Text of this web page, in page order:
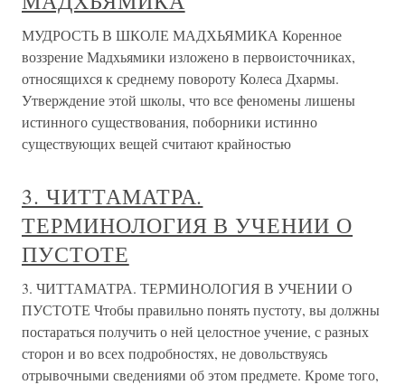
МУДРОСТЬ В ШКОЛЕ МАДХЬЯМИКА Коренное
воззрение Мадхьямики изложено в первоисточниках,
относящихся к среднему повороту Колеса Дхармы.
Утверждение этой школы, что все феномены лишены
истинного существования, поборники истинно
существующих вещей считают крайностью
3. ЧИТТАМАТРА.
ТЕРМИНОЛОГИЯ В УЧЕНИИ О
ПУСТОТЕ
3. ЧИТТАМАТРА. ТЕРМИНОЛОГИЯ В УЧЕНИИ О
ПУСТОТЕ Чтобы правильно понять пустоту, вы должны
постараться получить о ней целостное учение, с разных
сторон и во всех подробностях, не довольствуясь
отрывочными сведениями об этом предмете. Кроме того,